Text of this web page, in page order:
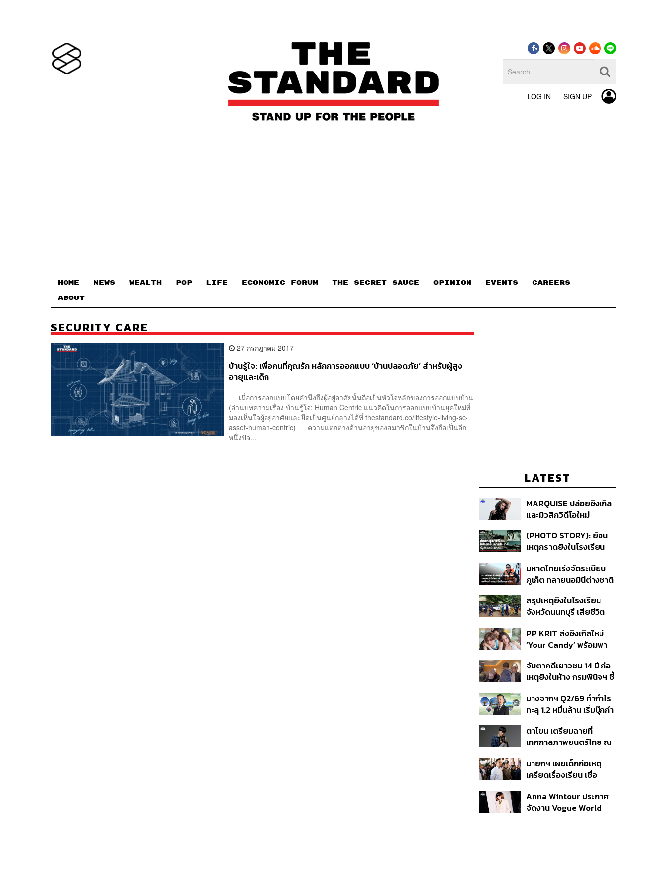
LOG IN SIGN UP
HOME NEWS WEALTH POP LIFE ECONOMIC FORUM THE SECRET SAUCE​ OPINION EVENTS CAREERS
ABOUT
SECURITY CARE
27 กรกฎาคม 2017
บ้านรู้ใจ: เพื่อคนที่คุณรัก หลักการออกแบบ ‘บ้านปลอดภัย’ สำหรับผู้สูง
อายุและเด็ก
เมื่อการออกแบบโดยคำนึงถึงผู้อยู่อาศัยนั้นถือเป็นหัวใจหลักของการออกแบบบ้าน
(อ่านบทความเรื่อง บ้านรู้ใจ: Human Centric แนวคิดในการออกแบบบ้านยุคใหม่ที่
มองเห็นใจผู้อยู่อาศัยและยึดเป็นศูนย์กลางได้ที่ thestandard.co/lifestyle-living-sc-
asset-human-centric) ความแตกต่างด้านอายุของสมาชิกในบ้านจึงถือเป็นอีก
หนึ่งปัจ...
LATEST
MARQUISE ปล่อยซิงเกิล
และมิวสิกวิดีโอใหม่
สัมพันธ์สุด Toxic
(PHOTO STORY): ย้อน
เหตุกราดยิงในโรงเรียน
นักเรียน
มหาดไทยเร่งจัดระเบียบ
ภูเก็ต ทลายนอมินีต่างชาติ
ที่ดิน เคลียร์ใบอนุญาต
โรงแรมค้าง 7 ปี
สรุปเหตุยิงในโรงเรียน
จังหวัดนนทบุรี เสียชีวิต
ปมค้นประวัติคดีกราดยิงที่
สหรัฐฯ
PP KRIT ส่งซิงเกิลใหม่
‘Your Candy’ พร้อมพา
สิกวิดีโอ
จับตาคดีเยาวชน 14 ปี ก่อ
เหตุยิงในห้าง กรมพินิจฯ ชี้
เนื่อง ประเมินปล่อยตัว
บางจากฯ Q2/69 ทำกำไร
ทะลุ 1.2 หมื่นล้าน เริ่มบุ๊กกำ
แรก หนุนรายได้ครึ่งปีทะลุ
3.2 แสนล้าน
ตาโขน เตรียมฉายที่
เทศกาลภาพยนตร์ไทย ณ
นายกฯ เผยเด็กก่อเหตุ
เครียดเรื่องเรียน เชื่อ
กระสุนอีกกว่า 30 นัด หาก
ไม่จบชีวิตตัวเองอาจสูญ
Anna Wintour ประกาศ
จัดงาน Vogue World